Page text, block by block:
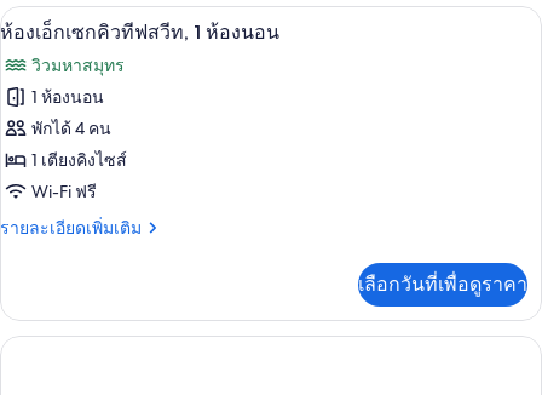
ทะเล
กับ
ห้อง
พี
เรีย,
วิว
ทะเล
เปิด
ภาพถ่าย
ทั้งหมด
ของ
ห้อง
เอ็ก
เซก
ทีฟ
สวีท,
เครื่องนอนระดับพรีเมียม, มินิบาร์, ตู้นิ
6
ห้องเอ็กเซกคิวทีฟสวีท, 1 ห้องนอน
วิวมหาสมุทร
1 ห้องนอน
พักได้ 4 คน
1 เตียงคิงไซส์
Wi-Fi ฟรี
รายละเอียดเพิ่มเติม
ราย
เกี่ยว
กับ
ห้อง
เลือกวันที่เพื่อดูราคา